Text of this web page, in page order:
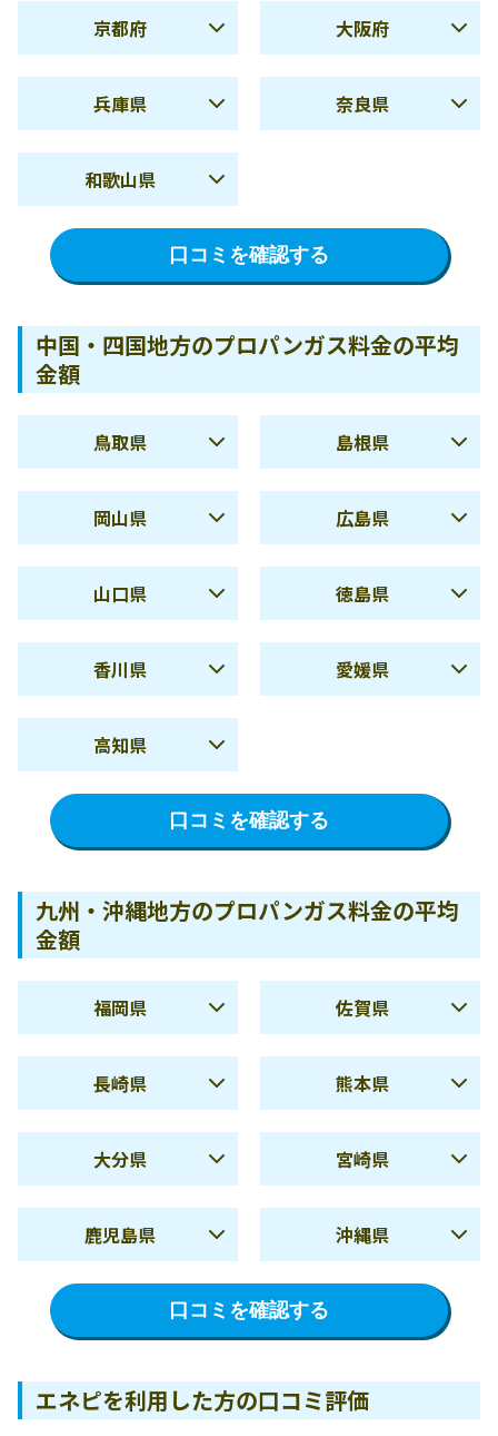
する
11,861円
使用量
10m3
8,675円
使用量
20m3
14,833円
三重県の料金詳細を確認
する
11,035円
使用量
10m3
8,740円
する
京都府
夏季
6,135円
11,732円
使用量
10m3
8,747円
使用量
20m3
15,169円
京都府の料金詳細を確認
大阪府
夏季
6,457円
11,708円
使用量
20m3
14,337円
大阪府の料金詳細を確認
兵庫県
夏季
5,354円
冬季
10,386円
使用量
10m3
9,038円
20m3
兵庫県の料金詳細を確認
する
奈良県
使用量
10m3
8,148円
20m3
する
和歌山県
夏季
5,660円
冬季
9,922円
10m3
使用量
20m3
和歌山県の料金詳細を確
認する
口コミを確認する
中国・四国地方のプロパンガス料金の平均
金額
鳥取県
夏季
5,009円
12,359円
使用量
9,764円
使用量
20m3
17,025円
鳥取県の料金詳細を確認
島根県
夏季
6,111円
10,215円
使用量
10m3
9,943円
使用量
17,217円
島根県の料金詳細を確認
岡山県
夏季
5,358円
10,716円
使用量
10m3
9,247円
使用量
15,795円
岡山県の料金詳細を確認
する
広島県
夏季
4,928円
11,275円
使用量
8,954円
する
山口県
夏季
5,673円
11,531円
使用量
9,440円
使用量
20m3
16,170円
山口県の料金詳細を確認
徳島県
夏季
4,659円
8,884円
使用量
20m3
15,079円
徳島県の料金詳細を確認
香川県
夏季
4,942円
11,331円
使用量
10m3
9,057円
20m3
香川県の料金詳細を確認
する
愛媛県
使用量
10m3
8,821円
20m3
する
高知県
夏季
5,408円
冬季
9,589円
10m3
使用量
20m3
高知県の料金詳細を確認
する
口コミを確認する
九州・沖縄地方のプロパンガス料金の平均
金額
福岡県
夏季
4,713円
10,641円
使用量
10m3
8,830円
使用量
20m3
14,870円
福岡県の料金詳細を確認
する
佐賀県
夏季
4,540円
8,641円
使用量
9,249円
使用量
20m3
15,696円
佐賀県の料金詳細を確認
する
長崎県
夏季
5,293円
11,718円
使用量
10m3
9,032円
使用量
20m3
15,716円
長崎県の料金詳細を確認
熊本県
夏季
5,048円
8,728円
使用量
10m3
8,544円
使用量
20m3
14,590円
熊本県の料金詳細を確認
大分県
夏季
5,264円
冬季
12,149円
使用量
10m3
8,601円
20m3
大分県の料金詳細を確認
宮崎県
夏季
4,406円
9,942円
使用量
10m3
9,004円
20m3
宮崎県の料金詳細を確認
鹿児島県
夏季
6,198円
冬季
10,563円
10m3
沖縄県
夏季
4,762円
冬季
7,560円
10m3
口コミを確認する
エネピを利用した方の口コミ評価